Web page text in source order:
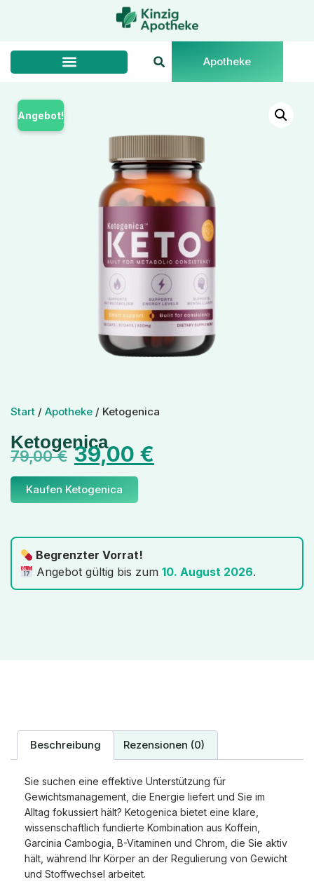
Apotheke
Angebot!
Start / Apotheke / Ketogenica
Ketogenica
79,00€ 39,00 €
Kaufen Ketogenica
Begrenzter Vorrat!
Angebot gültig bis zum10. August 2026.
Beschreibung Rezensionen (0)
Sie suchen eine effektive Unterstützung für
Gewichtsmanagement, die Energie liefert und Sie im
Alltag fokussiert hält? Ketogenica bietet eine klare,
wissenschaftlich fundierte Kombination aus Koffein,
Garcinia Cambogia, B-Vitaminen und Chrom, die Sie aktiv
hält, während Ihr Körper an der Regulierung von Gewicht
und Stoffwechsel arbeitet.